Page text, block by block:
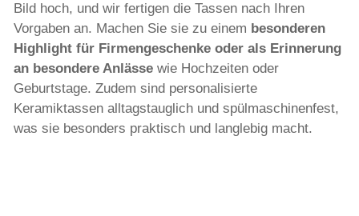
Bild hoch, und wir fertigen die Tassen nach Ihren
Vorgaben an. Machen Sie sie zu einem besonderen
Highlight für Firmengeschenke oder als Erinnerung
an besondere Anlässewie Hochzeiten oder
Geburtstage. Zudem sind personalisierte
Keramiktassen alltagstauglich und spülmaschinenfest,
was sie besonders praktisch und langlebig macht.